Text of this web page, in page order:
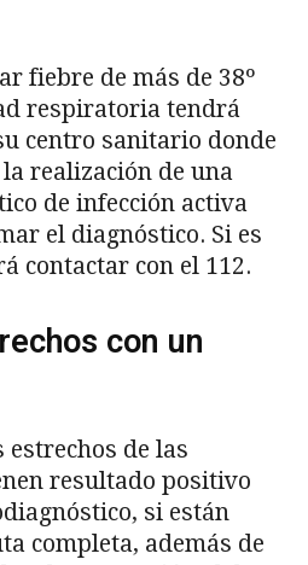
fiebre de más de 38º
respiratoria tendrá
centro sanitario donde
realización de una
de infección activa
el diagnóstico. Si es
contactar con el 112.
con un
estrechos de las
resultado positivo
si están
completa, además de